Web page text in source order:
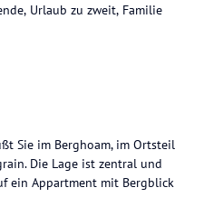
Urlaub zu zweit, Familie
Sie im Berghoam, im Ortsteil
Die Lage ist zentral und
ein Appartment mit Bergblick